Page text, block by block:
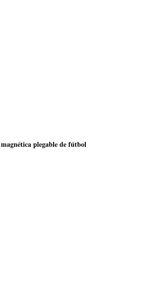
magnéticaplegable de fútbol